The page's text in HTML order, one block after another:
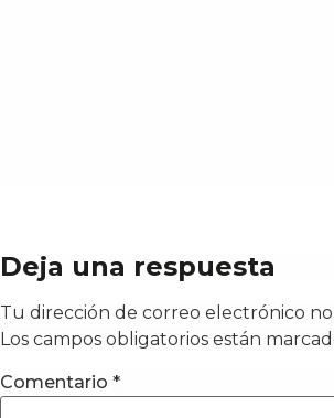
Deja una respuesta
Tu dirección de correo electrónico no
Los campos obligatorios están
Comentario *